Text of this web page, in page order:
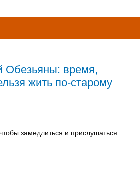
Обезьяны: время,
жить по-старому
замедлиться и прислушаться